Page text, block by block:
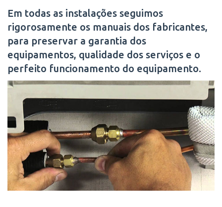
Em todas as instalações seguimos
rigorosamente os manuais dos fabricantes,
para preservar a garantia dos
equipamentos, qualidade dos serviços e o
perfeito funcionamento do equipamento.